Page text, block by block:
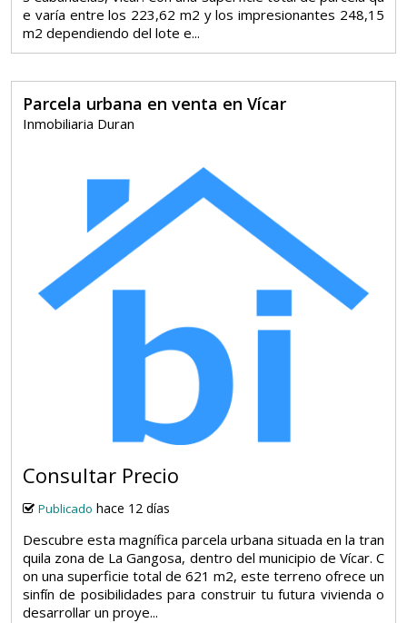
e varía entre los 223,62 m2 y los impresionantes 248,15
m2 dependiendo del lote e...
Parcela urbana en venta en Vícar
Inmobiliaria Duran
Consultar Precio
Publicado hace 12 días
Descubre esta magnífica parcela urbana situada en la tran
quila zona de La Gangosa, dentro del municipio de Vícar. C
on una superficie total de 621 m2, este terreno ofrece un
sinfín de posibilidades para construir tu futura vivienda o
desarrollar un proye...